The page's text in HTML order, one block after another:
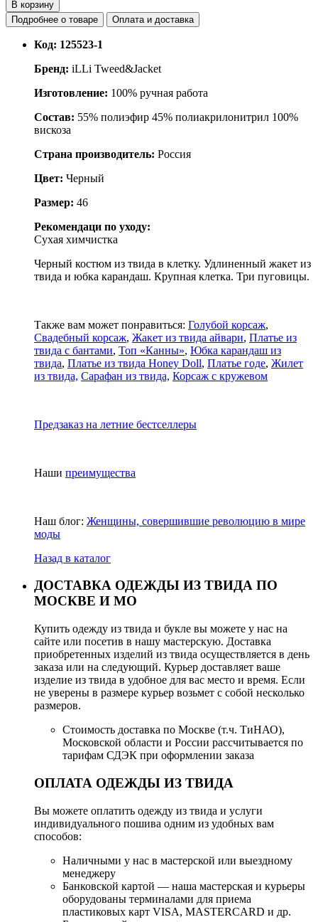
В корзину
Подробнее о товаре
Оплата и доставка
Код: 125523-1
Бренд: iLLi Tweed&Jacket
Изготовление: 100% ручная работа
Состав: 55% полиэфир 45% полиакрилонитрил 100%
вискоза
Страна производитель: Россия
Цвет: Черный
Размер: 46
Рекомендаци по уходу:
Сухая химчистка
Черный костюм из твида в клетку. Удлиненный жакет из
твида и юбка карандаш. Крупная клетка. Три пуговицы.
Также вам может понравиться: Голубой корсаж,
Свадебный корсаж, Жакет из твида айвари, Платье из
твида с бантами, Топ «Канны», Юбка карандаш из
твида, Платье из твида Honey Doll, Платье годе, Жилет
из твида, Сарафан из твида, Корсаж с кружевом
Предзаказ на летние бестселлеры
Наши преимущества
Наш блог: Женщины, совершившие революцию в мире
моды
Назад в каталог
ДОСТАВКА ОДЕЖДЫ ИЗ ТВИДА ПО
МОСКВЕ И МО
Купить одежду из твида и букле вы можете у нас на
сайте или посетив в нашу мастерскую. Доставка
приобретенных изделий из твида осуществляется в день
заказа или на следующий. Курьер доставляет ваше
изделие из твида в удобное для вас место и время. Если
не уверены в размере курьер возьмет с собой несколько
размеров.
Стоимость доставка по Москве (т.ч. ТиНАО),
Московской области и России рассчитывается по
тарифам СДЭК при оформлении заказа
ОПЛАТА ОДЕЖДЫ ИЗ ТВИДА
Вы можете оплатить одежду из твида и услуги
индивидуального пошива одним из удобных вам
способов:
Наличными у нас в мастерской или выездному
менеджеру
Банковской картой — наша мастерская и курьеры
оборудованы терминалами для приема
пластиковых карт VISA, MASTERCARD и др.